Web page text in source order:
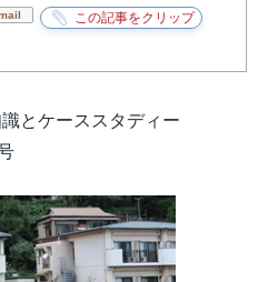
とケーススタディー